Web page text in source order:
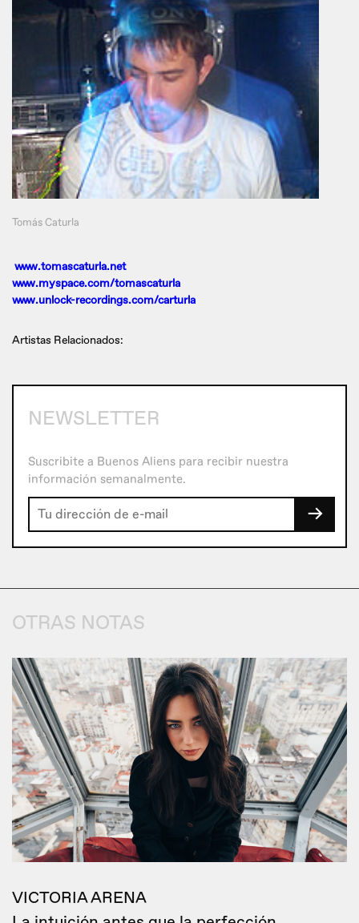
Tomás Caturla
www.tomascaturla.net
www.myspace.com/tomascaturla
www.unlock-recordings.com/carturla
Artistas Relacionados:
NEWSLETTER
Suscribite a Buenos Aliens para recibir nuestra
información semanalmente.
→
OTRAS NOTAS
VICTORIA ARENA